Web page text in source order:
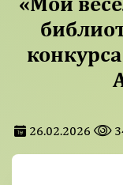
26.02.2026